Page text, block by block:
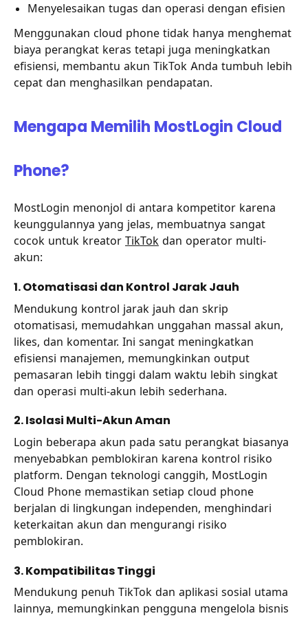
Menyelesaikan tugas dan operasi dengan efisien
Menggunakan cloud phone tidak hanya menghemat
biaya perangkat keras tetapi juga meningkatkan
efisiensi, membantu akun TikTok Anda tumbuh lebih
cepat dan menghasilkan pendapatan.
Mengapa Memilih MostLogin Cloud
Phone?
MostLogin menonjol di antara kompetitor karena
keunggulannya yang jelas, membuatnya sangat
cocok untuk kreator TikTok dan operator multi-
akun:
1. Otomatisasi dan Kontrol Jarak Jauh
Mendukung kontrol jarak jauh dan skrip
otomatisasi, memudahkan unggahan massal akun,
likes, dan komentar. Ini sangat meningkatkan
efisiensi manajemen, memungkinkan output
pemasaran lebih tinggi dalam waktu lebih singkat
dan operasi multi-akun lebih sederhana.
2. Isolasi Multi-Akun Aman
Login beberapa akun pada satu perangkat biasanya
menyebabkan pemblokiran karena kontrol risiko
platform. Dengan teknologi canggih, MostLogin
Cloud Phone memastikan setiap cloud phone
berjalan di lingkungan independen, menghindari
keterkaitan akun dan mengurangi risiko
pemblokiran.
3. Kompatibilitas Tinggi
Mendukung penuh TikTok dan aplikasi sosial utama
lainnya, memungkinkan pengguna mengelola bisnis